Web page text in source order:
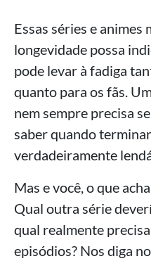
Essas séries e animes
longevidade possa
pode levar à fadiga
quanto para os fãs.
nem sempre precisa
saber quando
verdadeiramente
Mas e você, o que
Qual outra série
qual realmente
episódios? Nos diga